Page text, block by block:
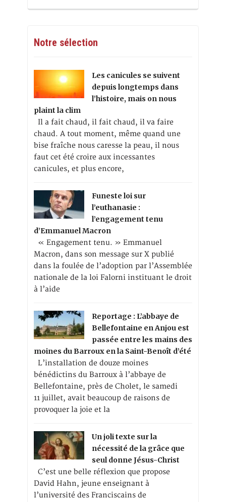
Notre sélection
Les canicules se suivent
depuis longtemps dans
l’histoire, mais on nous
plaint la clim
Il a fait chaud, il fait chaud, il va faire
chaud. A tout moment, même quand une
bise fraîche nous caresse la peau, il nous
faut cet été croire aux incessantes
canicules, et plus encore,
Funeste loi sur
l’euthanasie :
l’engagement tenu
d’Emmanuel Macron
« Engagement tenu. » Emmanuel
Macron, dans son message sur X publié
dans la foulée de l’adoption par l’Assemblée
nationale de la loi Falorni instituant le droit
à l’aide
Reportage : L’abbaye de
Bellefontaine en Anjou est
passée entre les mains des
moines du Barroux en la Saint-Benoît d’été
L’installation de douze moines
bénédictins du Barroux à l’abbaye de
Bellefontaine, près de Cholet, le samedi
11 juillet, avait beaucoup de raisons de
provoquer la joie et la
Un joli texte sur la
nécessité de la grâce que
seul donne Jésus-Christ
C’est une belle réflexion que propose
David Hahn, jeune enseignant à
l’université des Franciscains de